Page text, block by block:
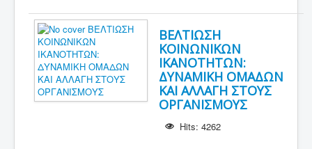
ΒΕΛΤΙΩΣΗ
ΚΟΙΝΩΝΙΚΩΝ
ΙΚΑΝΟΤΗΤΩΝ:
ΔΥΝΑΜΙΚΗ ΟΜΑΔΩΝ
ΚΑΙ ΑΛΛΑΓΗ ΣΤΟΥΣ
ΟΡΓΑΝΙΣΜΟΥΣ
Hits: 4262